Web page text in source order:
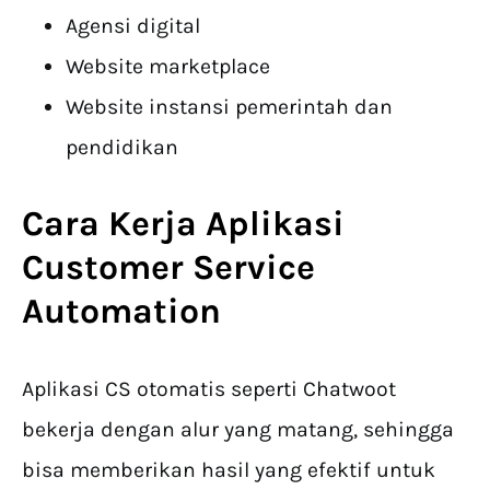
Agensi digital
Website marketplace
Website instansi pemerintah dan
pendidikan
Cara Kerja Aplikasi
Customer Service
Automation
Aplikasi CS otomatis seperti Chatwoot
bekerja dengan alur yang matang, sehingga
bisa memberikan hasil yang efektif untuk